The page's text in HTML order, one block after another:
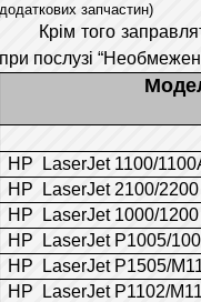
додаткових запчастин)
Крім того
при послузі
HP LaserJet 1100/
HP LaserJet 2100/2200
HP LaserJet 1000/1200
HP LaserJet P1005/
HP LaserJet P1505/
HP LaserJet P1102/